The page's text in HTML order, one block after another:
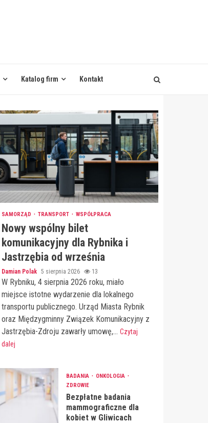
Katalog firm Kontakt
SAMORZĄD TRANSPORT WSPÓŁPRACA
Nowy wspólny bilet
komunikacyjny dla Rybnika i
Jastrzębia od września
Damian Polak 5 sierpnia 2026 13
W Rybniku, 4 sierpnia 2026 roku, miało
miejsce istotne wydarzenie dla lokalnego
transportu publicznego. Urząd Miasta Rybnik
oraz Międzygminny Związek Komunikacyjny z
Jastrzębia-Zdroju zawarły umowę,... Czytaj
dalej
BADANIA
ONKOLOGIA
ZDROWIE
Bezpłatne badania
mammograficzne dla
kobiet w Gliwicach